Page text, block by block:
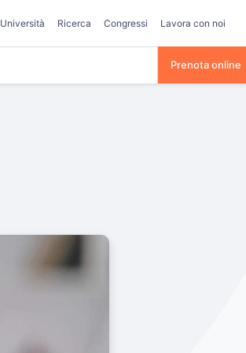
Università Ricerca Congressi Lavora con noi
Prenota online